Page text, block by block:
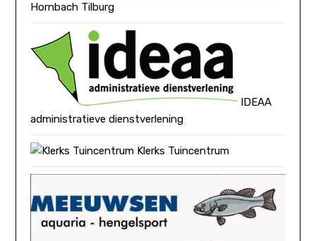
Hornbach Tilburg
IDEAA
administratieve dienstverlening
Klerks Tuincentrum